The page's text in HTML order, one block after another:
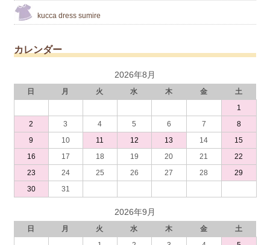
kucca dress sumire
カレンダー
2026年8月
日 月 火 水 木 金
土
1
2
3 4 5 6 7
8
9
10 11 12 13 14
15
16
17 18 19 20 21
22
23
24 25 26 27 28
29
30
31
2026年9月
日 月 火 水 木 金
土